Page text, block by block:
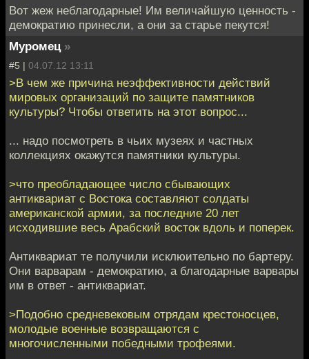
Вот жеж неблагодарные! Им величайшую ценность -
демократию принесли, а они за старье пекутся!
Муромец »
#5 | 04.07.12 13:11
>В чем же причина неэффективности действий
мировых организаций по защите памятников
культуры? Чтобы ответить на этот вопрос...
... надо посмотреть в чьих музеях и частных
коллекциях окажутся памятники культуры.
>что преобладающее число сбывающих
антиквариат с Востока составляют солдаты
американской армии, за последние 20 лет
исходившие весь Арабский восток вдоль и поперек.
Антиквариат те получили исклюительно по бартеру.
Они варварам - демократию, а благодарные варвары
им в ответ - антиквариат.
>Подобно средневековым отрядам крестоносцев,
молодые военные возвращаются с
многочисленными победными трофеями.